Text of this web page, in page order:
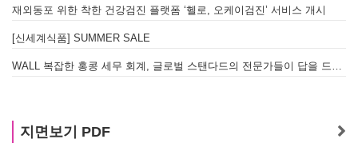
재외동포 위한 착한 건강검진 플랫폼 ‘헬로, 오케이검진’ 서비스 개시
[신세계식품] SUMMER SALE
지면보기 PDF